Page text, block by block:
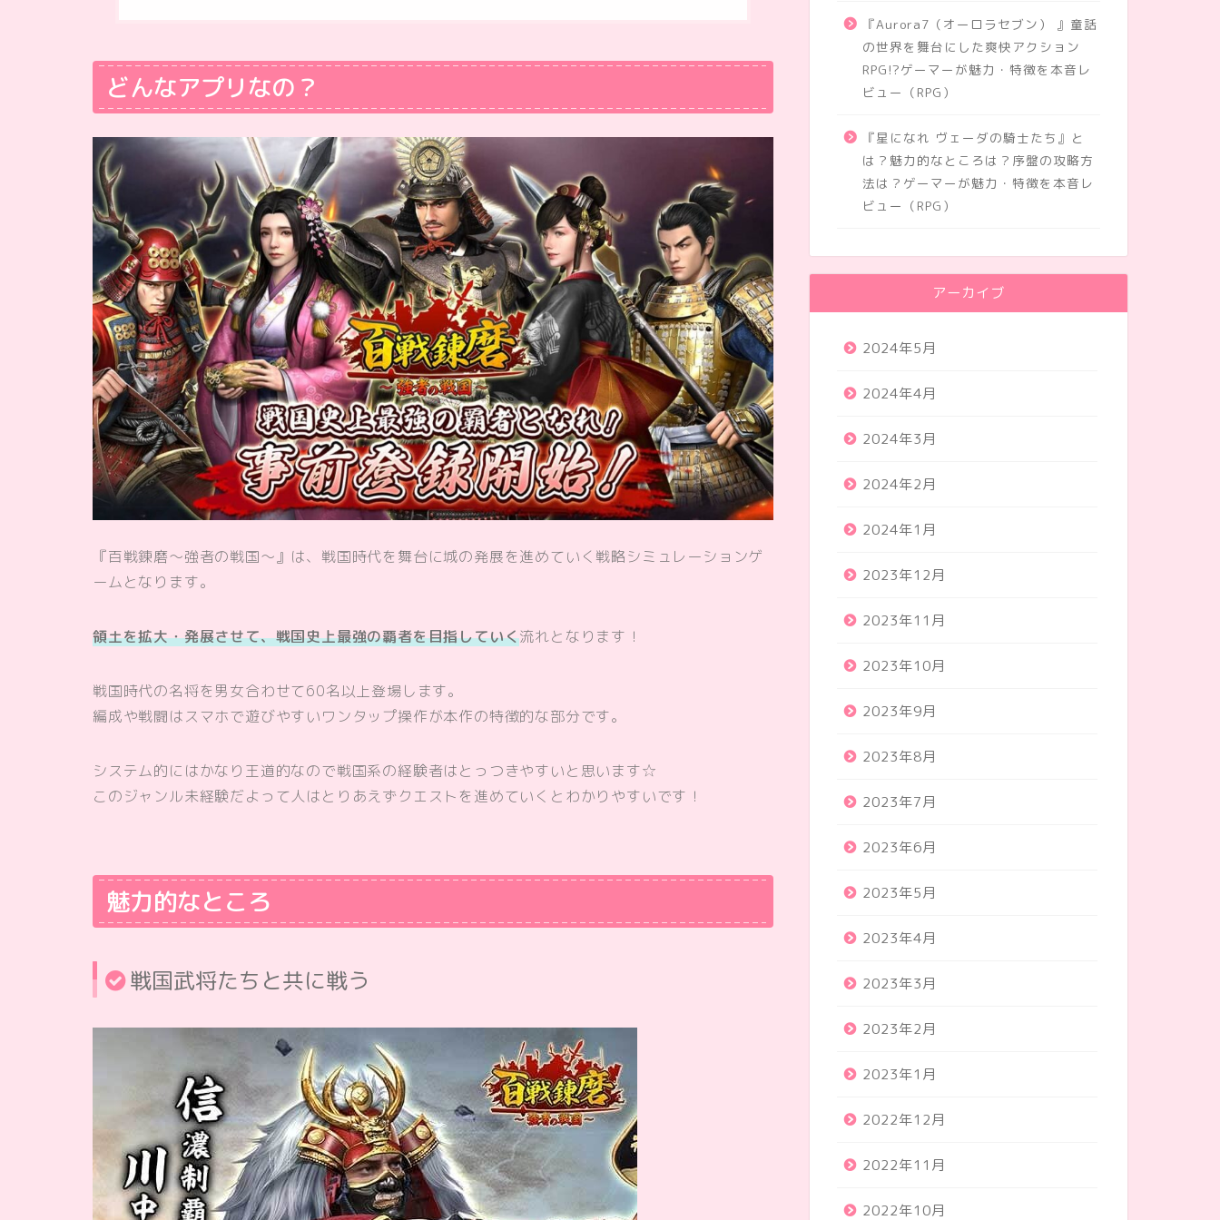
どんなアプリなの？
『百戦錬磨～強者の戦国～』は、戦国時代を舞台に城の発展を進めていく戦略シミュレーションゲ
ームとなります。
領土を拡大・発展させて、戦国史上最強の覇者を目指していく流れとなります！
戦国時代の名将を男女合わせて60名以上登場します。
編成や戦闘はスマホで遊びやすいワンタップ操作が本作の特徴的な部分です。
システム的にはかなり王道的なので戦国系の経験者はとっつきやすいと思います☆
このジャンル未経験だよって人はとりあえずクエストを進めていくとわかりやすいです！
魅力的なところ
戦国武将たちと共に戦う
『Aurora7（オーロラセブン） 』童話
の世界を舞台にした爽快アクション
RPG!?ゲーマーが魅力・特徴を本音レ
ビュー（RPG）
『星になれ ヴェーダの騎士たち』と
は？魅力的なところは？序盤の攻略方
法は？ゲーマーが魅力・特徴を本音レ
ビュー（RPG）
アーカイブ
2024年5月
2024年4月
2024年3月
2024年2月
2024年1月
2023年12月
2023年11月
2023年10月
2023年9月
2023年8月
2023年7月
2023年6月
2023年5月
2023年4月
2023年3月
2023年2月
2023年1月
2022年12月
2022年11月
2022年10月